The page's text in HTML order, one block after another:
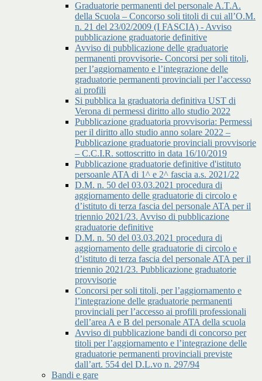
Graduatorie permanenti del personale A.T.A.
della Scuola – Concorso soli titoli di cui all’O.M.
n. 21 del 23/02/2009 (I FASCIA) - Avviso
pubblicazione graduatorie definitive
Avviso di pubblicazione delle graduatorie
permanenti provvisorie- Concorsi per soli titoli,
per l’aggiornamento e l’integrazione delle
graduatorie permanenti provinciali per l’accesso
ai profili
Si pubblica la graduatoria definitiva UST di
Verona di permessi diritto allo studio 2022
Pubblicazione graduatoria provvisoria: Permessi
per il diritto allo studio anno solare 2022 –
Pubblicazione graduatorie provinciali provvisorie
– C.C.I.R. sottoscritto in data 16/10/2019
Pubblicazione graduatorie definitive d'istituto
persoanle ATA di 1^ e 2^ fascia a.s. 2021/22
D.M. n. 50 del 03.03.2021 procedura di
aggiornamento delle graduatorie di circolo e
d’istituto di terza fascia del personale ATA per il
triennio 2021/23. Avviso di pubblicazione
graduatorie definitive
D.M. n. 50 del 03.03.2021 procedura di
aggiornamento delle graduatorie di circolo e
d’istituto di terza fascia del personale ATA per il
triennio 2021/23. Pubblicazione graduatorie
provvisorie
Concorsi per soli titoli, per l’aggiornamento e
l’integrazione delle graduatorie permanenti
provinciali per l’accesso ai profili professionali
dell’area A e B del personale ATA della scuola
Avviso di pubblicazione bandi di concorso per
titoli per l’aggiornamento e l’integrazione delle
graduatorie permanenti provinciali previste
dall’art. 554 del D.L.vo n. 297/94
Bandi e gare